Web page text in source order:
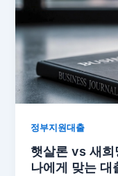
정부지원대출
햇살론 vs 새
나에게 맞는 대